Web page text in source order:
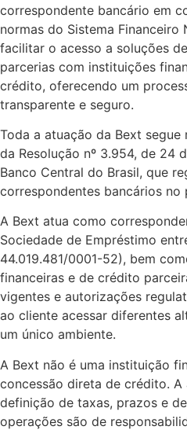
correspondente bancário em
normas do Sistema Financeiro
facilitar o acesso a soluções
parcerias com instituições
crédito, oferecendo um
transparente e seguro.
Toda a atuação da Bext
da Resolução nº 3.954, de 24
Banco Central do Brasil, que
correspondentes bancários no
A Bext atua como
Sociedade de Empréstimo
44.019.481/0001-52), bem
financeiras e de crédito
vigentes e autorizações
ao cliente acessar diferentes
um único ambiente.
A Bext não é uma instituição
concessão direta de crédito. A
definição de taxas, prazos e
operações são de